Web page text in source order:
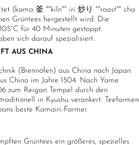
(kama 釜 ""kiln"" iri 炒り ""roast"" cha
Grüntees hergestellt wird. Die
für 40 Minuten gestoppt.
sich darauf spezialisiert.
AUS CHINA
(Brennöfen) aus China nach Japan.
China im Jahre 1504. Nach Yame
zum Reigan Tempel durch den
in Kyushu verankert. Teefarmen
beste Kamairi-Farmer.
Grüntees ein größeres, spezielles